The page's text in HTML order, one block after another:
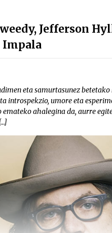
Jefferson
Impala
eta samurtasunez
introspekzio, umore eta
ahalegina da, aurre